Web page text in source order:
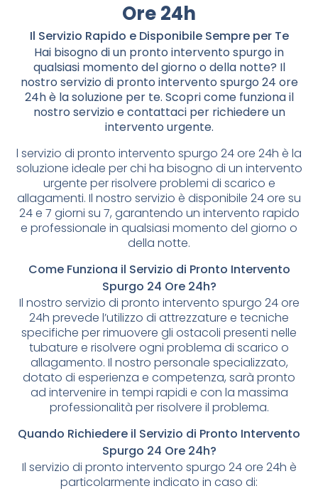
Ore 24h
Il Servizio Rapido e Disponibile Sempre per Te
Hai bisogno di un pronto intervento spurgo in
qualsiasi momento del giorno o della notte? Il
nostro servizio di pronto intervento spurgo 24 ore
24h è la soluzione per te. Scopri come funziona il
nostro servizio e contattaci per richiedere un
intervento urgente.
l servizio di pronto intervento spurgo 24 ore 24h è la
soluzione ideale per chi ha bisogno di un intervento
urgente per risolvere problemi di scarico e
allagamenti. Il nostro servizio è disponibile 24 ore su
24 e 7 giorni su 7, garantendo un intervento rapido
e professionale in qualsiasi momento del giorno o
della notte.
Come Funziona il Servizio di Pronto Intervento
Spurgo 24 Ore 24h?
Il nostro servizio di pronto intervento spurgo 24 ore
24h prevede l’utilizzo di attrezzature e tecniche
specifiche per rimuovere gli ostacoli presenti nelle
tubature e risolvere ogni problema di scarico o
allagamento. Il nostro personale specializzato,
dotato di esperienza e competenza, sarà pronto
ad intervenire in tempi rapidi e con la massima
professionalità per risolvere il problema.
Quando Richiedere il Servizio di Pronto Intervento
Spurgo 24 Ore 24h?
Il servizio di pronto intervento spurgo 24 ore 24h è
particolarmente indicato in caso di: